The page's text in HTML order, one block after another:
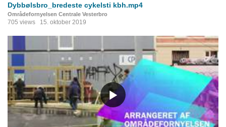
Dybbølsbro_bredeste cykelsti kbh.mp4
Områdefornyelsen Centrale Vesterbro
705 views 15. oktober 2019